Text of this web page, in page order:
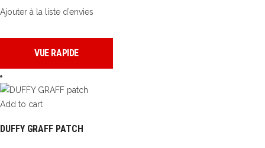
Ajouter à la liste d’envies
VUE RAPIDE
Add to cart
DUFFY GRAFF PATCH